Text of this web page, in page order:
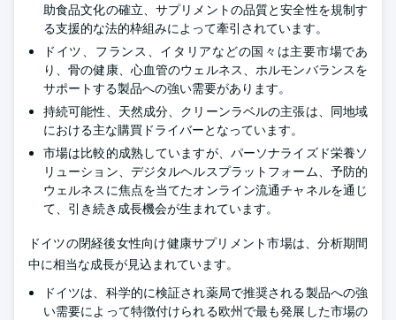
助食品文化の確立、サプリメントの品質と安全性を規制す
る支援的な法的枠組みによって牽引されています。
ドイツ、フランス、イタリアなどの国々は主要市場であ
り、骨の健康、心血管のウェルネス、ホルモンバランスを
サポートする製品への強い需要があります。
持続可能性、天然成分、クリーンラベルの主張は、同地域
における主な購買ドライバーとなっています。
市場は比較的成熟していますが、パーソナライズド栄養ソ
リューション、デジタルヘルスプラットフォーム、予防的
ウェルネスに焦点を当てたオンライン流通チャネルを通じ
て、引き続き成長機会が生まれています。
ドイツの閉経後女性向け健康サプリメント市場は、分析期間
中に相当な成長が見込まれています。
ドイツは、科学的に検証され薬局で推奨される製品への強
い需要によって特徴付けられる欧州で最も発展した市場の